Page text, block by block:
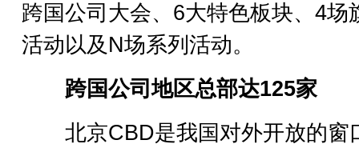
跨国公司大会、6大特色板块、4场
活动以及N场系列活动。
跨国公司地区总部达125家
北京CBD是我国对外开放的窗